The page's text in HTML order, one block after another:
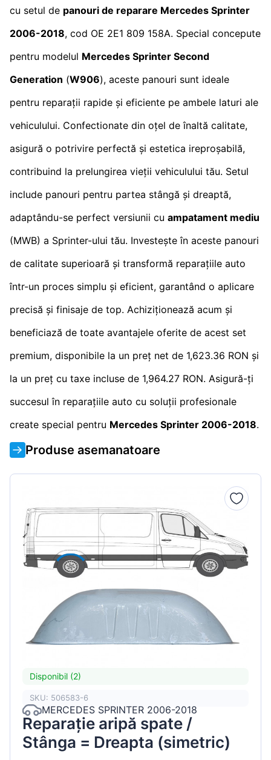
cu setul de panouri de reparare Mercedes Sprinter
2006-2018, cod OE 2E1 809 158A. Special concepute
pentru modelul Mercedes Sprinter Second
Generation (W906), aceste panouri sunt ideale
pentru reparații rapide și eficiente pe ambele laturi ale
vehiculului. Confectionate din oțel de înaltă calitate,
asigură o potrivire perfectă și estetica ireproșabilă,
contribuind la prelungirea vieții vehiculului tău. Setul
include panouri pentru partea stângă și dreaptă,
adaptându-se perfect versiunii cu ampatament mediu
(MWB) a Sprinter-ului tău. Investește în aceste panouri
de calitate superioară și transformă reparațiile auto
într-un proces simplu și eficient, garantând o aplicare
precisă și finisaje de top. Achiziționează acum și
beneficiază de toate avantajele oferite de acest set
premium, disponibile la un preț net de 1,623.36 RON și
la un preț cu taxe incluse de 1,964.27 RON. Asigură-ți
succesul în reparațiile auto cu soluții profesionale
create special pentru Mercedes Sprinter 2006-2018.
Produse asemanatoare
Disponibil (2)
SKU: 506583-6
MERCEDES SPRINTER 2006-2018
Reparație aripă spate /
Stânga = Dreapta (simetric)